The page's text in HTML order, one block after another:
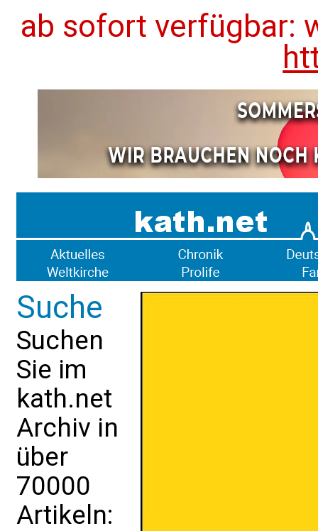
ab sofort verfügbar:
Suche
Suchen
Sie im
kath.net
Archiv in
über
70000
Artikeln: